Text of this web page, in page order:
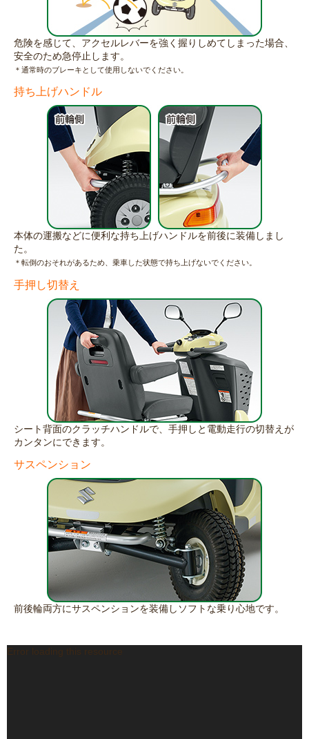
危険を感じて、アクセルレバーを強く握りしめてしまった場合、
安全のため急停止します。
＊通常時のブレーキとして使用しないでください。
持ち上げハンドル
本体の運搬などに便利な持ち上げハンドルを前後に装備しまし
た。
＊転倒のおそれがあるため、乗車した状態で持ち上げないでください。
手押し切替え
シート背面のクラッチハンドルで、手押しと電動走行の切替えが
カンタンにできます。
サスペンション
前後輪両方にサスペンションを装備しソフトな乗り心地です。
Error loading this resource